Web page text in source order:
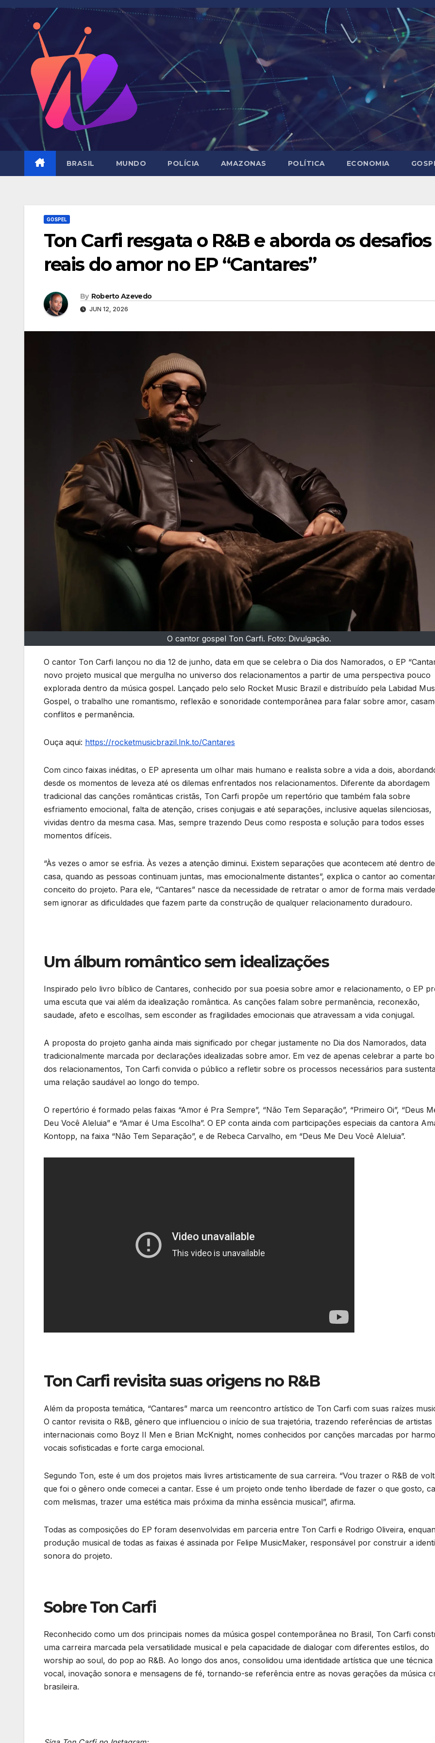
Skip
BRASIL MUNDO POLÍCIA AMAZONAS POLÍTICA ECONOMIA
GOSPEL
Ton Carfi resgata o R&B e aborda os desafios
reais do amor no EP “Cantares”
By Roberto Azevedo
JUN 12, 2026
O cantor gospel Ton Carfi. Foto: Divulgação.
O cantor Ton Carfi lançou no dia 12 de junho, data em que se celebra o Dia dos Namorados, o EP
novo projeto musical que mergulha no universo dos relacionamentos a partir de uma perspectiva pouco
explorada dentro da música gospel. Lançado pelo selo Rocket Music Brazil e distribuído pela Labidad
Gospel, o trabalho une romantismo, reflexão e sonoridade contemporânea para falar sobre amor,
conflitos e permanência.
Ouça aqui: https://rocketmusicbrazil.lnk.to/Cantares
Com cinco faixas inéditas, o EP apresenta um olhar mais humano e realista sobre a vida a dois,
desde os momentos de leveza até os dilemas enfrentados nos relacionamentos. Diferente da abordagem
tradicional das canções românticas cristãs, Ton Carfi propõe um repertório que também fala sobre
esfriamento emocional, falta de atenção, crises conjugais e até separações, inclusive aquelas silenciosas,
vividas dentro da mesma casa. Mas, sempre trazendo Deus como resposta e solução para todos esses
momentos difíceis.
“Às vezes o amor se esfria. Às vezes a atenção diminui. Existem separações que acontecem até dentro de
casa, quando as pessoas continuam juntas, mas emocionalmente distantes”, explica o cantor ao
conceito do projeto. Para ele, “Cantares” nasce da necessidade de retratar o amor de forma mais
sem ignorar as dificuldades que fazem parte da construção de qualquer relacionamento duradouro.
Um álbum romântico sem idealizações
Inspirado pelo livro bíblico de Cantares, conhecido por sua poesia sobre amor e relacionamento, o EP
uma escuta que vai além da idealização romântica. As canções falam sobre permanência, reconexão,
saudade, afeto e escolhas, sem esconder as fragilidades emocionais que atravessam a vida conjugal.
A proposta do projeto ganha ainda mais significado por chegar justamente no Dia dos Namorados, data
tradicionalmente marcada por declarações idealizadas sobre amor. Em vez de apenas celebrar a parte
dos relacionamentos, Ton Carfi convida o público a refletir sobre os processos necessários para
uma relação saudável ao longo do tempo.
O repertório é formado pelas faixas “Amor é Pra Sempre”, “Não Tem Separação”, “Primeiro Oi”, “Deus
Deu Você Aleluia” e “Amar é Uma Escolha”. O EP conta ainda com participações especiais da cantora
Kontopp, na faixa “Não Tem Separação”, e de Rebeca Carvalho, em “Deus Me Deu Você Aleluia”.
Ton Carfi revisita suas origens no R&B
Além da proposta temática, “Cantares” marca um reencontro artístico de Ton Carfi com suas raízes
O cantor revisita o R&B, gênero que influenciou o início de sua trajetória, trazendo referências de artistas
internacionais como Boyz II Men e Brian McKnight, nomes conhecidos por canções marcadas por
vocais sofisticadas e forte carga emocional.
Segundo Ton, este é um dos projetos mais livres artisticamente de sua carreira. “Vou trazer o R&B de
que foi o gênero onde comecei a cantar. Esse é um projeto onde tenho liberdade de fazer o que gosto,
com melismas, trazer uma estética mais próxima da minha essência musical”, afirma.
Todas as composições do EP foram desenvolvidas em parceria entre Ton Carfi e Rodrigo Oliveira,
produção musical de todas as faixas é assinada por Felipe MusicMaker, responsável por construir a
sonora do projeto.
Sobre Ton Carfi
Reconhecido como um dos principais nomes da música gospel contemporânea no Brasil, Ton Carfi
uma carreira marcada pela versatilidade musical e pela capacidade de dialogar com diferentes estilos, do
worship ao soul, do pop ao R&B. Ao longo dos anos, consolidou uma identidade artística que une técnica
vocal, inovação sonora e mensagens de fé, tornando-se referência entre as novas gerações da música
brasileira.